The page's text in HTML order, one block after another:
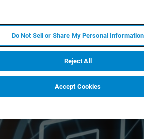
Do Not Sell or Share My Personal Information
Reject All
Accept Cookies